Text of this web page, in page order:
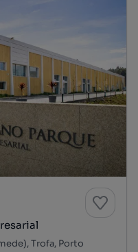
Trofa, Porto